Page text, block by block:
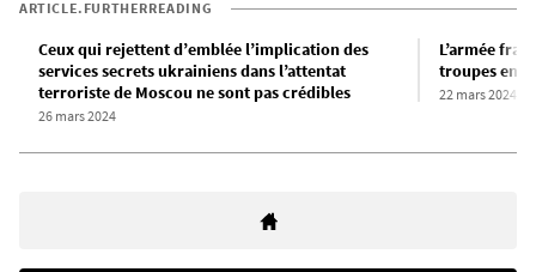
ARTICLE.FURTHERREADING
Ceux qui rejettent d’emblée l’implication des
services secrets ukrainiens dans l’attentat
terroriste de Moscou ne sont pas crédibles
26 mars 2024
L’armée
troupes en
22 mars 2024